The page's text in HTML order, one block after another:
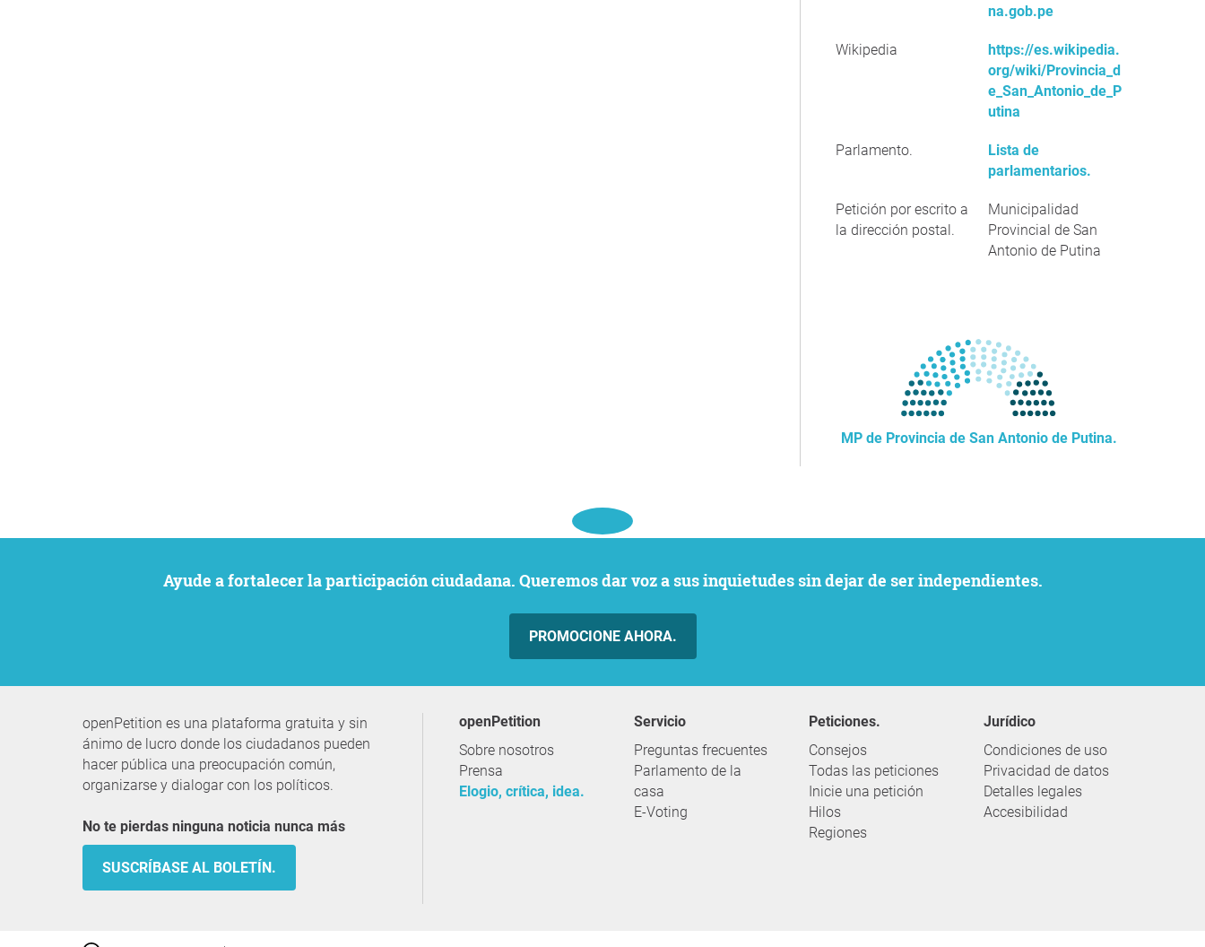
na.gob.pe
Wikipedia
https://es.wikipedia.
org/wiki/Provincia_d
e_San_Antonio_de_P
utina
Parlamento.
Lista de
parlamentarios.
Petición por escrito a
la dirección postal.
Municipalidad
Provincial de San
Antonio de Putina
MP de Provincia de San Antonio de Putina.
Ayude a fortalecer la participación ciudadana. Queremos dar voz a sus inquietudes sin dejar de ser independientes.
PROMOCIONE AHORA.
openPetition es una plataforma gratuita y sin
ánimo de lucro donde los ciudadanos pueden
hacer pública una preocupación común,
organizarse y dialogar con los políticos.
No te pierdas ninguna noticia nunca más
SUSCRÍBASE AL BOLETÍN.
openPetition
Sobre nosotros
Prensa
Elogio, crítica, idea.
servicio
Preguntas frecuentes
Parlamento de la
casa
E-Voting
Peticiones.
Consejos
Todas las peticiones
Inicie una petición
Hilos
Regiones
Jurídico
Condiciones de uso
Privacidad de datos
Detalles legales
Accesibilidad